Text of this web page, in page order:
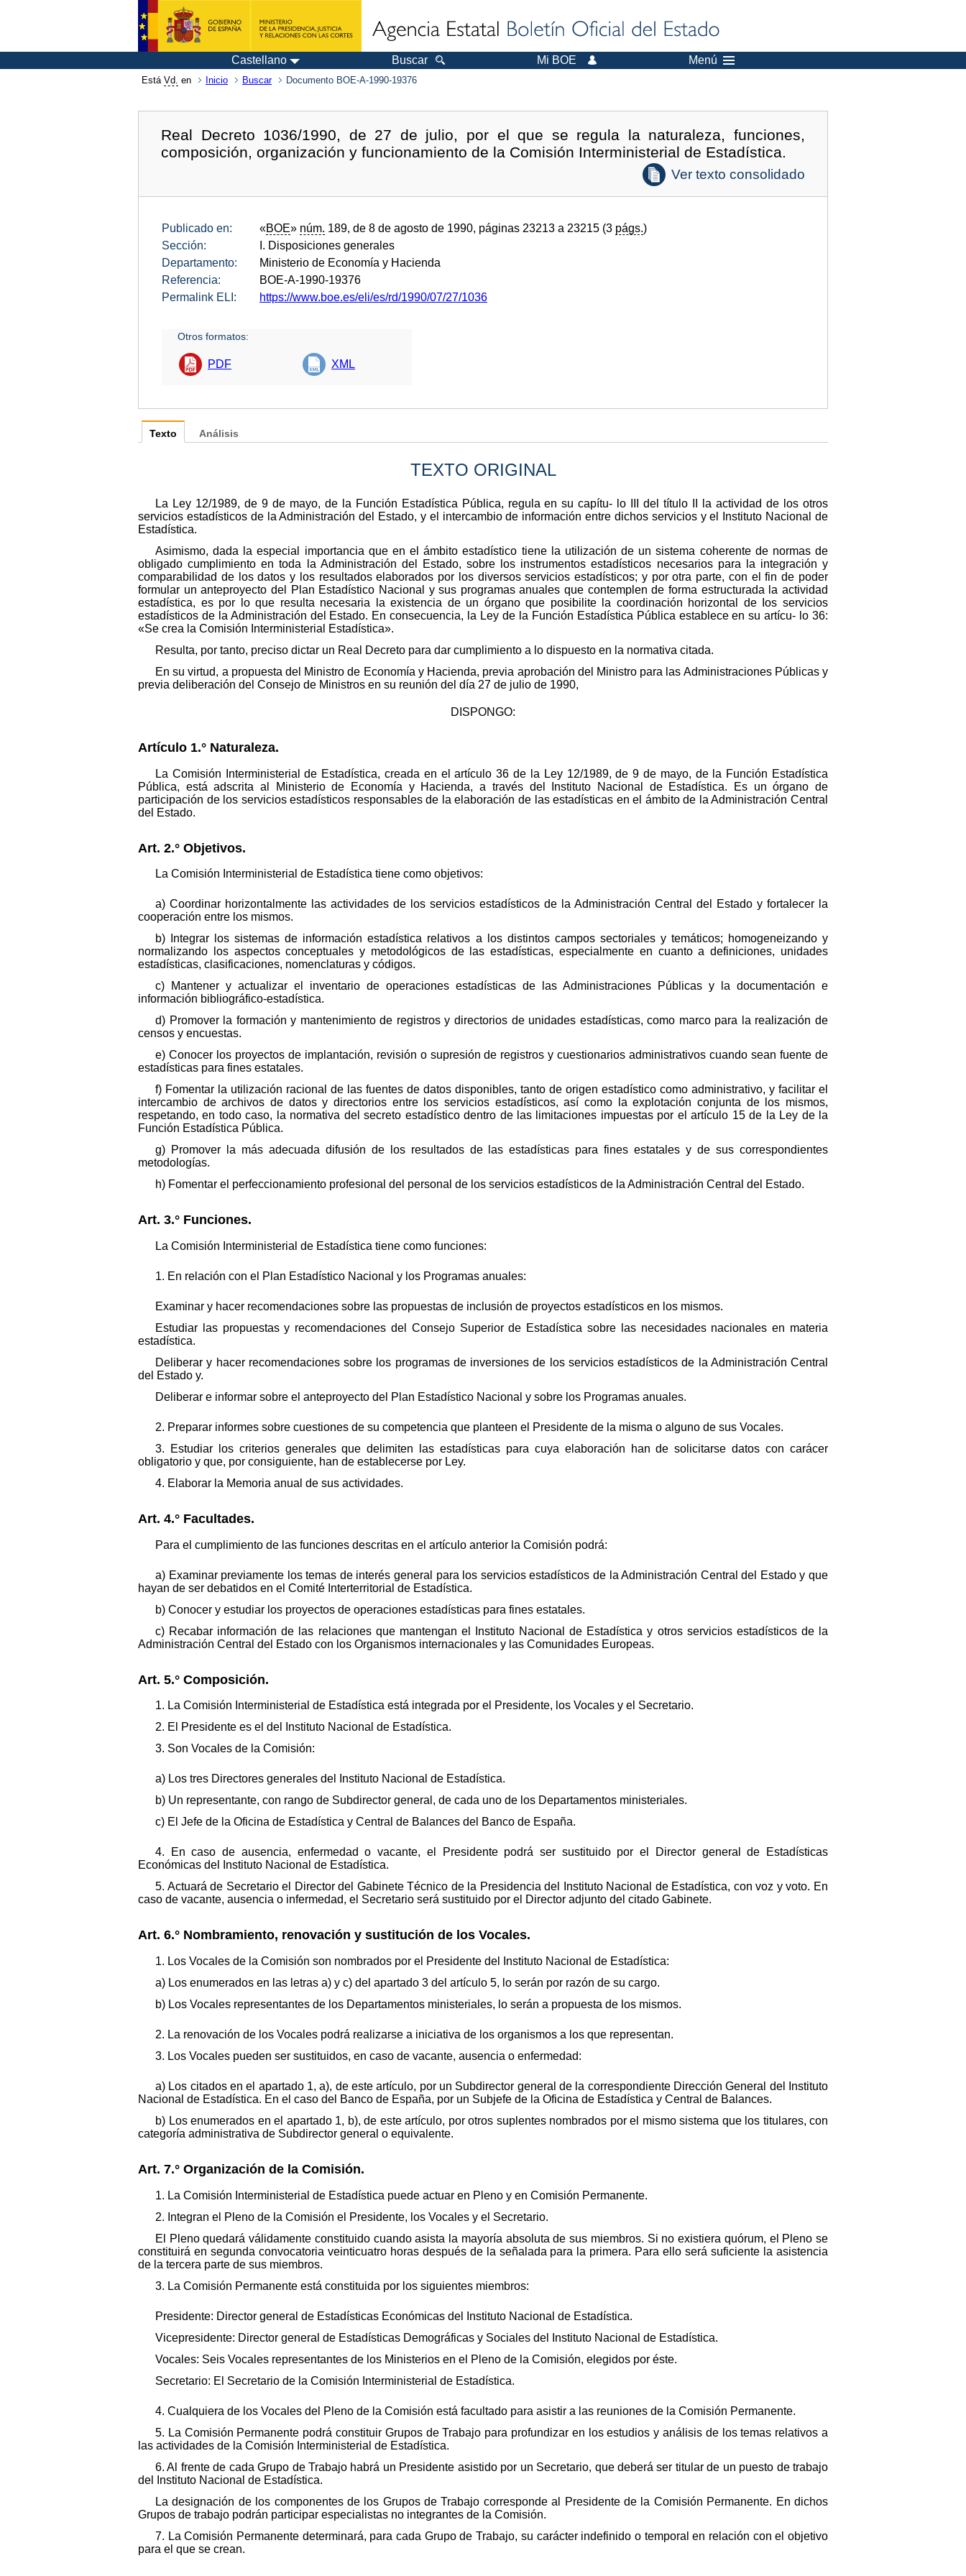
Castellano Buscar Mi BOE Menú
Está Vd. en Inicio Buscar Documento BOE-A-1990-19376
Real Decreto 1036/1990, de 27 de julio, por el que se regula la naturaleza, funciones,
composición, organización y funcionamiento de la Comisión Interministerial de Estadística.
Ver texto consolidado
Publicado en: «BOE» núm. 189, de 8 de agosto de 1990, páginas 23213 a 23215 (3 págs.)
Sección:
I. Disposiciones generales
Departamento:
Ministerio de Economía y Hacienda
Referencia:
BOE-A-1990-19376
Permalink ELI:
https://www.boe.es/eli/es/rd/1990/07/27/1036
Otros formatos:
PDF XML
Texto
TEXTO ORIGINAL
La Ley 12/1989, de 9 de mayo, de la Función Estadística Pública, regula en su capítu- lo III del título II la actividad de los otros
servicios estadísticos de la Administración del Estado, y el intercambio de información entre dichos servicios y el Instituto Nacional de
Estadística.
Asimismo, dada la especial importancia que en el ámbito estadístico tiene la utilización de un sistema coherente de normas de
obligado cumplimiento en toda la Administración del Estado, sobre los instrumentos estadísticos necesarios para la integración y
comparabilidad de los datos y los resultados elaborados por los diversos servicios estadísticos; y por otra parte, con el fin de poder
formular un anteproyecto del Plan Estadístico Nacional y sus programas anuales que contemplen de forma estructurada la actividad
estadística, es por lo que resulta necesaria la existencia de un órgano que posibilite la coordinación horizontal de Ios servicios
estadísticos de la Administración del Estado. En consecuencia, la Ley de la Función Estadística Pública establece en su artícu- lo 36:
«Se crea la Comisión Interministerial Estadística».
Resulta, por tanto, preciso dictar un Real Decreto para dar cumplimiento a lo dispuesto en la normativa citada.
En su virtud, a propuesta del Ministro de Economía y Hacienda, previa aprobación del Ministro para las Administraciones Públicas y
previa deliberación del Consejo de Ministros en su reunión del día 27 de julio de 1990,
DISPONGO:
Artículo 1.° Naturaleza.
La Comisión Interministerial de Estadística, creada en el artículo 36 de la Ley 12/1989, de 9 de mayo, de la Función Estadística
Pública, está adscrita al Ministerio de Economía y Hacienda, a través del Instituto Nacional de Estadística. Es un órgano de
participación de los servicios estadísticos responsables de la elaboración de las estadísticas en el ámbito de la Administración Central
del Estado.
Art. 2.° Objetivos.
La Comisión Interministerial de Estadística tiene como objetivos:
a) Coordinar horizontalmente las actividades de los servicios estadísticos de la Administración Central del Estado y fortalecer la
cooperación entre los mismos.
b) Integrar los sistemas de información estadística relativos a los distintos campos sectoriales y temáticos; homogeneizando y
normalizando los aspectos conceptuales y metodológicos de las estadísticas, especialmente en cuanto a definiciones, unidades
estadísticas, clasificaciones, nomenclaturas y códigos.
c) Mantener y actualizar el inventario de operaciones estadísticas de las Administraciones Públicas y la documentación e
información bibliográfico-estadística.
d) Promover la formación y mantenimiento de registros y directorios de unidades estadísticas, como marco para la realización de
censos y encuestas.
e) Conocer los proyectos de implantación, revisión o supresión de registros y cuestionarios administrativos cuando sean fuente de
estadísticas para fines estatales.
f) Fomentar la utilización racional de las fuentes de datos disponibles, tanto de origen estadístico como administrativo, y facilitar el
intercambio de archivos de datos y directorios entre los servicios estadísticos, así como la explotación conjunta de los mismos,
respetando, en todo caso, la normativa del secreto estadístico dentro de las limitaciones impuestas por el artículo 15 de la Ley de la
Función Estadística Pública.
g) Promover la más adecuada difusión de los resultados de las estadísticas para fines estatales y de sus correspondientes
metodologías.
h) Fomentar el perfeccionamiento profesional del personal de los servicios estadísticos de la Administración Central del Estado.
Art. 3.° Funciones.
La Comisión Interministerial de Estadística tiene como funciones:
1. En relación con el Plan Estadístico Nacional y los Programas anuales:
Examinar y hacer recomendaciones sobre las propuestas de inclusión de proyectos estadísticos en los mismos.
Estudiar las propuestas y recomendaciones del Consejo Superior de Estadística sobre las necesidades nacionales en materia
estadística.
Deliberar y hacer recomendaciones sobre los programas de inversiones de los servicios estadísticos de la Administración Central
del Estado y.
Deliberar e informar sobre el anteproyecto del Plan Estadístico Nacional y sobre los Programas anuales.
2. Preparar informes sobre cuestiones de su competencia que planteen el Presidente de la misma o alguno de sus Vocales.
3. Estudiar los criterios generales que delimiten las estadísticas para cuya elaboración han de solicitarse datos con carácer
obligatorio y que, por consiguiente, han de establecerse por Ley.
4. Elaborar la Memoria anual de sus actividades.
Art. 4.° Facultades.
Para el cumplimiento de las funciones descritas en el artículo anterior la Comisión podrá:
a) Examinar previamente los temas de interés general para los servicios estadísticos de la Administración Central del Estado y que
hayan de ser debatidos en el Comité Interterritorial de Estadística.
b) Conocer y estudiar los proyectos de operaciones estadísticas para fines estatales.
c) Recabar información de las relaciones que mantengan el Instituto Nacional de Estadística y otros servicios estadísticos de la
Administración Central del Estado con los Organismos internacionales y las Comunidades Europeas.
Art. 5.° Composición.
1. La Comisión Interministerial de Estadística está integrada por el Presidente, los Vocales y el Secretario.
2. El Presidente es el del Instituto Nacional de Estadística.
3. Son Vocales de la Comisión:
a) Los tres Directores generales del Instituto Nacional de Estadística.
b) Un representante, con rango de Subdirector general, de cada uno de los Departamentos ministeriales.
c) El Jefe de la Oficina de Estadística y Central de Balances del Banco de España.
4. En caso de ausencia, enfermedad o vacante, el Presidente podrá ser sustituido por el Director general de Estadísticas
Económicas del Instituto Nacional de Estadística.
5. Actuará de Secretario el Director del Gabinete Técnico de la Presidencia del Instituto Nacional de Estadística, con voz y voto. En
caso de vacante, ausencia o infermedad, el Secretario será sustituido por el Director adjunto del citado Gabinete.
Art. 6.° Nombramiento, renovación y sustitución de los Vocales.
1. Los Vocales de la Comisión son nombrados por el Presidente del Instituto Nacional de Estadística:
a) Los enumerados en las letras a) y c) del apartado 3 del artículo 5, lo serán por razón de su cargo.
b) Los Vocales representantes de los Departamentos ministeriales, lo serán a propuesta de los mismos.
2. La renovación de los Vocales podrá realizarse a iniciativa de los organismos a los que representan.
3. Los Vocales pueden ser sustituidos, en caso de vacante, ausencia o enfermedad:
a) Los citados en el apartado 1, a), de este artículo, por un Subdirector general de la correspondiente Dirección General del Instituto
Nacional de Estadística. En el caso del Banco de España, por un Subjefe de la Oficina de Estadística y Central de Balances.
b) Los enumerados en el apartado 1, b), de este artículo, por otros suplentes nombrados por el mismo sistema que los titulares, con
categoría administrativa de Subdirector general o equivalente.
Art. 7.° Organización de la Comisión.
1. La Comisión Interministerial de Estadística puede actuar en Pleno y en Comisión Permanente.
2. Integran el Pleno de la Comisión el Presidente, los Vocales y el Secretario.
El Pleno quedará válidamente constituido cuando asista la mayoría absoluta de sus miembros. Si no existiera quórum, el Pleno se
constituirá en segunda convocatoria veinticuatro horas después de la señalada para la primera. Para ello será suficiente la asistencia
de la tercera parte de sus miembros.
3. La Comisión Permanente está constituida por los siguientes miembros:
Presidente: Director general de Estadísticas Económicas del Instituto Nacional de Estadística.
Vicepresidente: Director general de Estadísticas Demográficas y Sociales del Instituto Nacional de Estadística.
Vocales: Seis Vocales representantes de los Ministerios en el Pleno de la Comisión, elegidos por éste.
Secretario: El Secretario de la Comisión Interministerial de Estadística.
4. Cualquiera de los Vocales del Pleno de la Comisión está facultado para asistir a las reuniones de la Comisión Permanente.
5. La Comisión Permanente podrá constituir Grupos de Trabajo para profundizar en los estudios y análisis de los temas relativos a
las actividades de la Comisión Interministerial de Estadística.
6. Al frente de cada Grupo de Trabajo habrá un Presidente asistido por un Secretario, que deberá ser titular de un puesto de trabajo
del Instituto Nacional de Estadística.
La designación de los componentes de los Grupos de Trabajo corresponde al Presidente de la Comisión Permanente. En dichos
Grupos de trabajo podrán participar especialistas no integrantes de la Comisión.
7. La Comisión Permanente determinará, para cada Grupo de Trabajo, su carácter indefinido o temporal en relación con el objetivo
para el que se crean.
Análisis